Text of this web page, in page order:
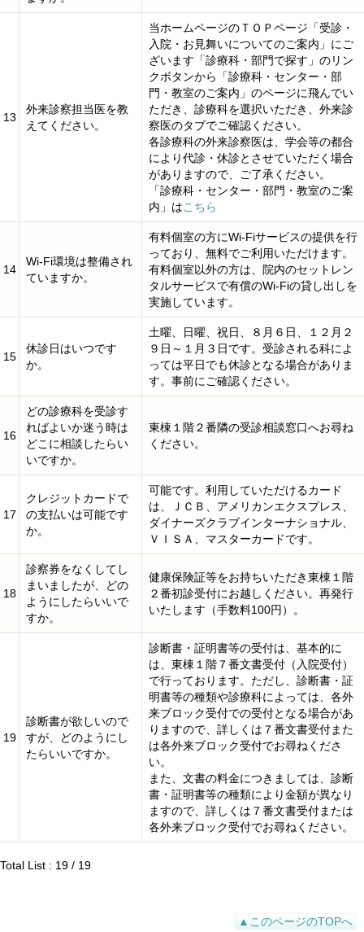
13
外来診察担当医を教
えてください。
当ホームページのＴＯＰページ「受診・
入院・お見舞いについてのご案内」にご
ざいます「診療科・部門で探す」のリン
クボタンから「診療科・センター・部
門・教室のご案内」のページに飛んでい
ただき、診療科を選択いただき、外来診
察医のタブでご確認ください。
各診療科の外来診察医は、学会等の都合
により代診・休診とさせていただく場合
がありますので、ご了承ください。
「診療科・センター・部門・教室のご案
内」はこちら
14
Wi-Fi環境は整備され
ていますか。
有料個室の方にWi-Fiサービスの提供を行
っており、無料でご利用いただけます。
有料個室以外の方は、院内のセットレン
タルサービスで有償のWi-Fiの貸し出しを
実施しています。
15
休診日はいつです
か。
土曜、日曜、祝日、８月６日、１２月２
９日～１月３日です。受診される科によ
っては平日でも休診となる場合がありま
す。事前にご確認ください。
16
どの診療科を受診す
ればよいか迷う時は
どこに相談したらい
いですか。
東棟１階２番隣の受診相談窓口へお尋ね
ください。
17
クレジットカードで
の支払いは可能です
か。
可能です。利用していただけるカード
は、ＪＣＢ、アメリカンエクスプレス、
ダイナーズクラブインターナショナル、
ＶＩＳＡ、マスターカードです。
18
診察券をなくしてし
まいましたが、どの
ようにしたらいいで
すか。
健康保険証等をお持ちいただき東棟１階
２番初診受付にお越しください。再発行
いたします（手数料100円）。
19
診断書が欲しいので
すが、どのようにし
たらいいですか。
診断書・証明書等の受付は、基本的に
は、東棟１階７番文書受付（入院受付）
で行っております。ただし、診断書・証
明書等の種類や診療科によっては、各外
来ブロック受付での受付となる場合があ
りますので、詳しくは７番文書受付また
は各外来ブロック受付でお尋ねくださ
い。
また、文書の料金につきましては、診断
書・証明書等の種類により金額が異なり
ますので、詳しくは７番文書受付または
各外来ブロック受付でお尋ねください。
Total List : 19 / 19
▲このページのTOPへ